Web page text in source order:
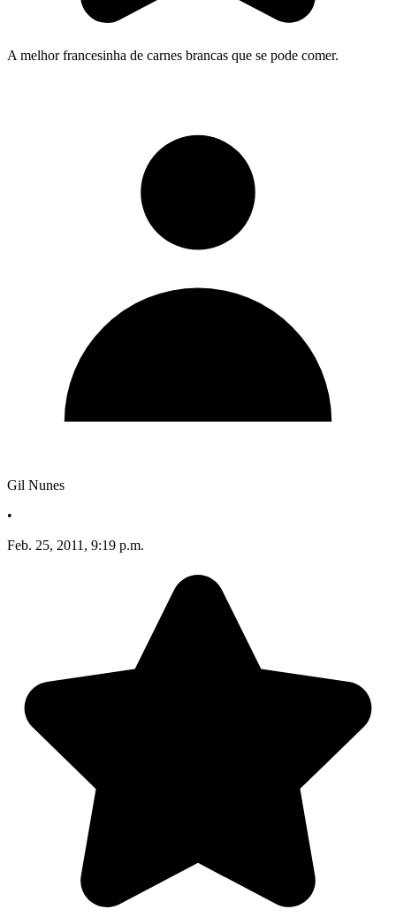
A melhor francesinha de carnes brancas que se pode comer.
Gil Nunes
•
Feb. 25, 2011, 9:19 p.m.